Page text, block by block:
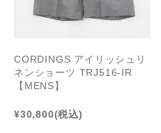
CORDINGS アイリッシュリ
ネンショーツ TRJ516-IR
【MENS】
¥30,800(税込)